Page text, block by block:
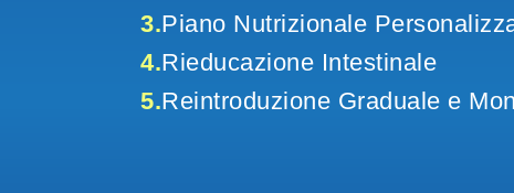
3.Piano Nutrizionale
4.Rieducazione Intestinale
5.Reintroduzione Graduale e